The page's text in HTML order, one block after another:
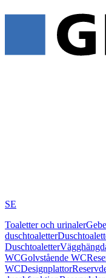
SE
Toaletter och urinaler
duschtoaletter
Duschtoaletter
WCGolvstående WC
WCDesignplattor